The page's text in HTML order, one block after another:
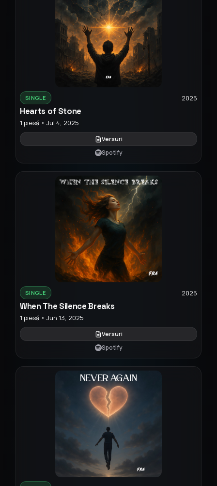
SINGLE 2025
Hearts of Stone
1 piesă • Jul 4, 2025
Versuri
Spotify
SINGLE 2025
When The Silence Breaks
1 piesă • Jun 13, 2025
Versuri
Spotify